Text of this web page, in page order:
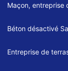
Maçon, entreprise
Béton désactivé
Entreprise de